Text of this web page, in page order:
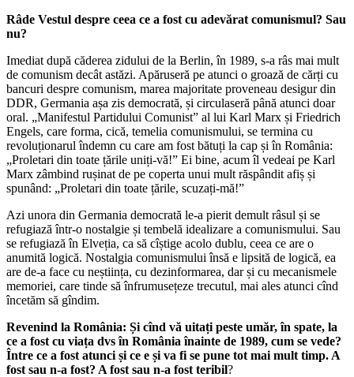
Râde Vestul despre ceea ce a fost cu adevărat comunismul? Sau
nu?
Imediat după căderea zidului de la Berlin, în 1989, s-a râs mai mult
de comunism decât astăzi. Apăruseră pe atunci o groază de cărți cu
bancuri despre comunism, marea majoritate proveneau desigur din
DDR, Germania așa zis democrată, și circulaseră până atunci doar
oral. „Manifestul Partidului Comunist” al lui Karl Marx și Friedrich
Engels, care forma, cică, temelia comunismului, se termina cu
revoluționarul îndemn cu care am fost bătuți la cap și în România:
„Proletari din toate țările uniți-vă!” Ei bine, acum îl vedeai pe Karl
Marx zâmbind rușinat de pe coperta unui mult răspândit afiș și
spunând: „Proletari din toate țările, scuzați-mă!”
Azi unora din Germania democrată le-a pierit demult râsul și se
refugiază într-o nostalgie și tembelă idealizare a comunismului. Sau
se refugiază în Elveția, ca să cîștige acolo dublu, ceea ce are o
anumită logică. Nostalgia comunismului însă e lipsită de logică, ea
are de-a face cu neștiința, cu dezinformarea, dar și cu mecanismele
memoriei, care tinde să înfrumusețeze trecutul, mai ales atunci cînd
încetăm să gîndim.
Revenind la România: Și cînd vă uitați peste umăr, în spate, la
ce a fost cu viața dvs în România înainte de 1989, cum se vede?
Între ce a fost atunci și ce e și va fi se pune tot mai mult timp. A
fost sau n-a fost? A fost sau n-a fost teribil?